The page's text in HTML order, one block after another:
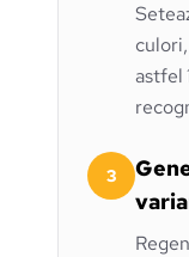
astfel
3